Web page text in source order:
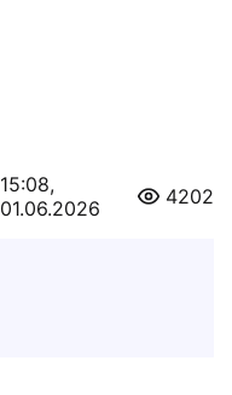
15:08,
01.06.2026
4202